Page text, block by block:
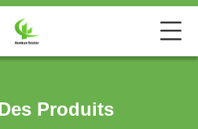
Produits